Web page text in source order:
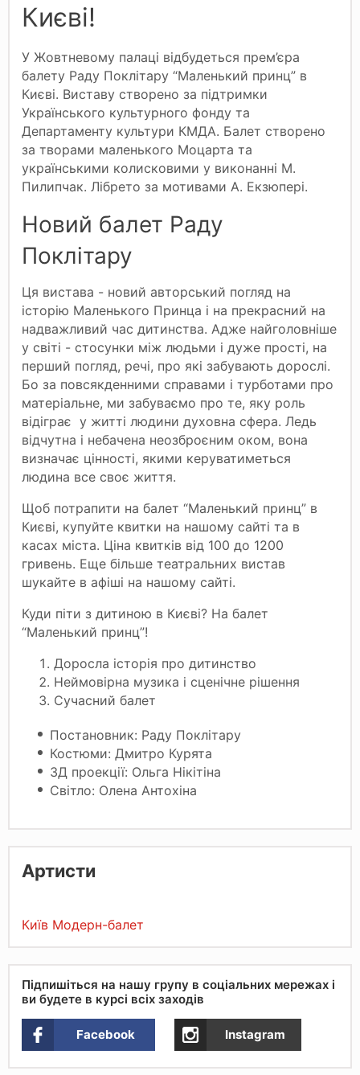
Києві!
У Жовтневому палаці відбудеться прем’єра
балету Раду Поклітару “Маленький принц” в
Києві. Виставу створено за підтримки
Українського культурного фонду та
Департаменту культури КМДА. Балет створено
за творами маленького Моцарта та
українськими колисковими у виконанні М.
Пилипчак. Лібрето за мотивами А. Екзюпері.
Новий балет Раду
Поклітару
Ця вистава - новий авторський погляд на
історію Маленького Принца і на прекрасний на
надважливий час дитинства. Адже найголовніше
у світі - стосунки між людьми і дуже прості, на
перший погляд, речі, про які забувають дорослі.
Бо за повсякденними справами і турботами про
матеріальне, ми забуваємо про те, яку роль
відіграє у житті людини духовна сфера. Ледь
відчутна і небачена неозброєним оком, вона
визначає цінності, якими керуватиметься
людина все своє життя.
Щоб потрапити на балет “Маленький принц” в
Києві, купуйте квитки на нашому сайті та в
касах міста. Ціна квитків від 100 до 1200
гривень. Еще більше театральних вистав
шукайте в афіші на нашому сайті.
Куди піти з дитиною в Києві? На балет
“Маленький принц”!
Доросла історія про дитинство
Неймовірна музика і сценічне рішення
Сучасний балет
Постановник: Раду Поклітару
Костюми: Дмитро Курята
3Д проекції: Ольга Нікітіна
Світло: Олена Антохіна
Артисти
Київ Модерн-балет
Підпишіться на нашу групу в соціальних мережах і
ви будете в курсі всіх заходів
Facebook Instagram